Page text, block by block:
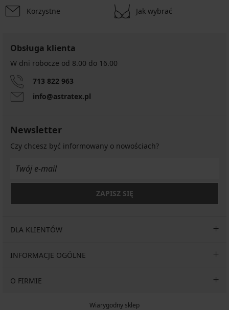
Korzystne Jak wybrać
Obsługa klienta
W dni robocze od 8.00 do 16.00
713 822 963
info@astratex.pl
Newsletter
Czy chcesz być informowany o nowościach?
ZAPISZ SIĘ
DLA KLIENTÓW
INFORMACJE OGÓLNE
O FIRMIE
Wiarygodny sklep